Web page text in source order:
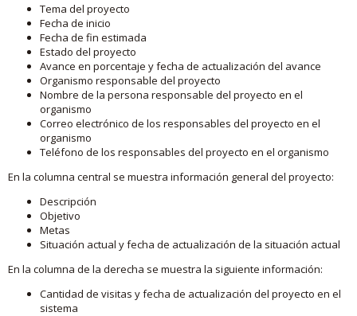
Tema del proyecto
Fecha de inicio
Fecha de fin estimada
Estado del proyecto
Avance en porcentaje y fecha de actualización del avance
Organismo responsable del proyecto
Nombre de la persona responsable del proyecto en el
organismo
Correo electrónico de los responsables del proyecto en el
organismo
Teléfono de los responsables del proyecto en el organismo
En la columna central se muestra información general del proyecto:
Descripción
Objetivo
Metas
Situación actual y fecha de actualización de la situación actual
En la columna de la derecha se muestra la siguiente información:
Cantidad de visitas y fecha de actualización del proyecto en el
sistema